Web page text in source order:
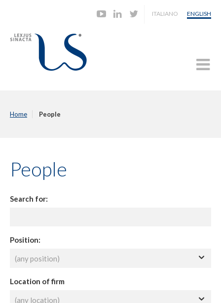
ITALIANO ENGLISH
Home People
People
Search for:
Position:
Location of firm